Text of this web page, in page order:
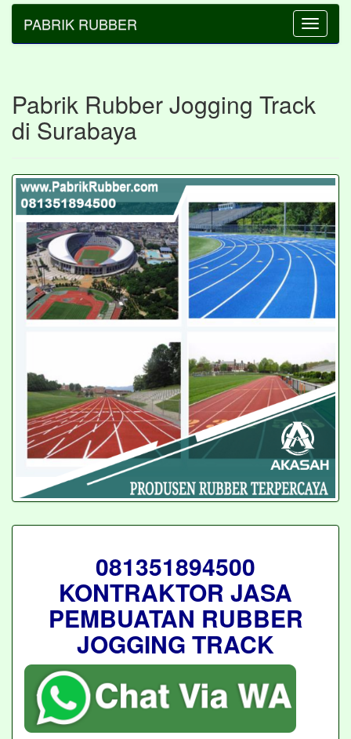
Toggle
PABRIK RUBBER
Pabrik Rubber Jogging Track
di Surabaya
081351894500
KONTRAKTOR JASA
PEMBUATAN RUBBER
JOGGING TRACK